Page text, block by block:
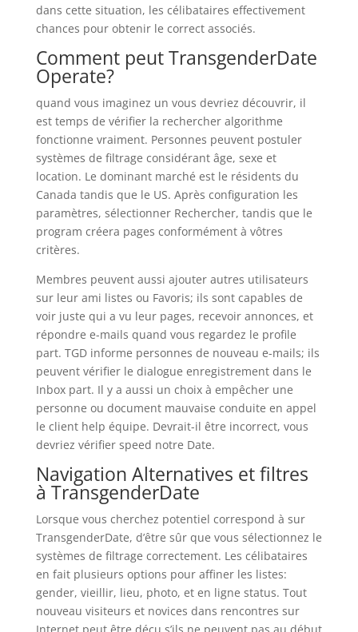
dans cette situation, les célibataires effectivement
chances pour obtenir le correct associés.
Comment peut TransgenderDate
Operate?
quand vous imaginez un vous devriez découvrir, il
est temps de vérifier la rechercher algorithme
fonctionne vraiment. Personnes peuvent postuler
systèmes de filtrage considérant âge, sexe et
location. Le dominant marché est le résidents du
Canada tandis que le US. Après configuration les
paramètres, sélectionner Rechercher, tandis que le
program créera pages conformément à vôtres
critères.
Membres peuvent aussi ajouter autres utilisateurs
sur leur ami listes ou Favoris; ils sont capables de
voir juste qui a vu leur pages, recevoir annonces, et
répondre e-mails quand vous regardez le profile
part. TGD informe personnes de nouveau e-mails; ils
peuvent vérifier le dialogue enregistrement dans le
Inbox part. Il y a aussi un choix à empêcher une
personne ou document mauvaise conduite en appel
le client help équipe. Devrait-il être incorrect, vous
devriez vérifier speed notre Date.
Navigation Alternatives et filtres
à TransgenderDate
Lorsque vous cherchez potentiel correspond à sur
TransgenderDate, d’être sûr que vous sélectionnez le
systèmes de filtrage correctement. Les célibataires
en fait plusieurs options pour affiner les listes:
gender, vieillir, lieu, photo, et en ligne status. Tout
nouveau visiteurs et novices dans rencontres sur